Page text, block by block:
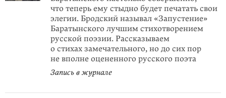
что теперь ему стыдно будет печатать свои
элегии. Бродский называл «Запустение»
Баратынского лучшим стихотворением
русской поэзии. Рассказываем
о стихах замечательного, но до сих пор
не вполне оцененного русского поэта
Запись в журнале